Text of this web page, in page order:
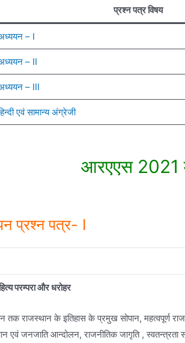
प्रश्न पत्र विषय
– I
– II
– III
एवं सामान्य अंग्रेजी
आरएएस 2021
प्रश्न पत्र- I
परम्परा और धरोहर
तक राजस्थान के इतिहास के प्रमुख सोपान, महत्वपूर्ण
एवं जनजाति आन्दोलन, राजनीतिक जागृति ,